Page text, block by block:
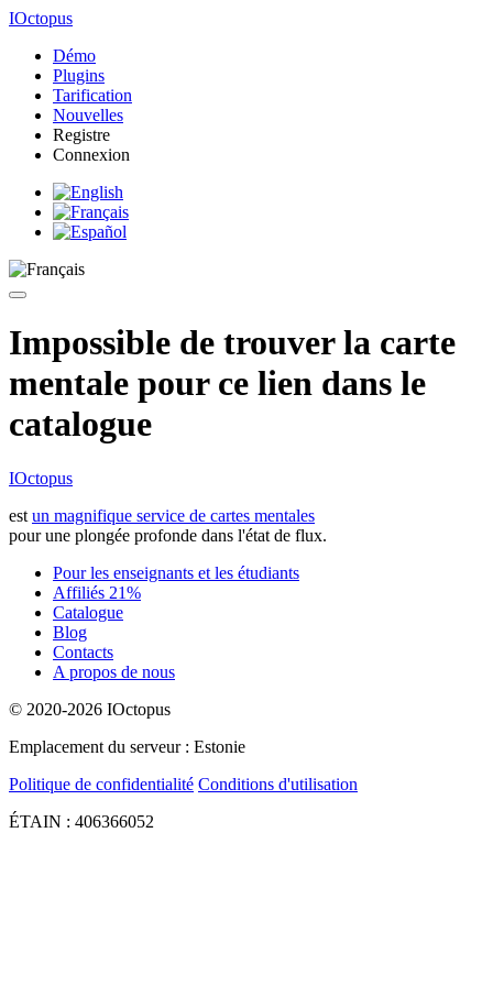
IOctopus
Démo
Plugins
Tarification
Nouvelles
Registre
Connexion
Impossible de trouver la carte
mentale pour ce lien dans le
catalogue
IOctopus
est un magnifique service de cartes mentales
pour une plongée profonde dans l'état de flux.
Pour les enseignants et les étudiants
Affiliés 21%
Catalogue
Blog
Contacts
A propos de nous
© 2020-2026 IOctopus
Emplacement du serveur : Estonie
Politique de confidentialité Conditions d'utilisation
ÉTAIN : 406366052